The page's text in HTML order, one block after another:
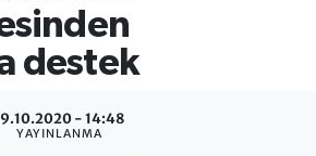
destek
- 14:48
YAYINLANMA